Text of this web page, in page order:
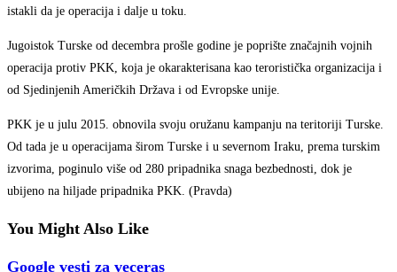
istakli da je operacija i dalje u toku.
Jugoistok Turske od decembra prošle godine je poprište značajnih vojnih
operacija protiv PKK, koja je okarakterisana kao teroristička organizacija i
od Sjedinjenih Američkih Država i od Evropske unije.
PKK je u julu 2015. obnovila svoju oružanu kampanju na teritoriji Turske.
Od tada je u operacijama širom Turske i u severnom Iraku, prema turskim
izvorima, poginulo više od 280 pripadnika snaga bezbednosti, dok je
ubijeno na hiljade pripadnika PKK. (Pravda)
You Might Also Like
Google vesti za veceras